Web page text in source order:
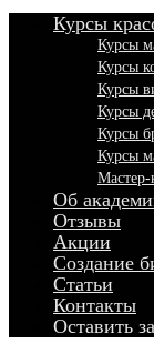
Курсы
Курсы
Курсы
Курсы
Курсы
Курсы
Курсы
Мастер-
Об
Отзывы
Акции
Создание
Статьи
Контакты
Оставить